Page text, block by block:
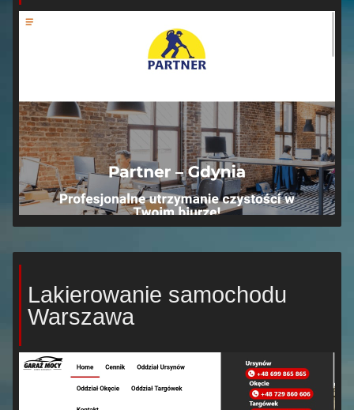
Lakierowanie samochodu
Warszawa